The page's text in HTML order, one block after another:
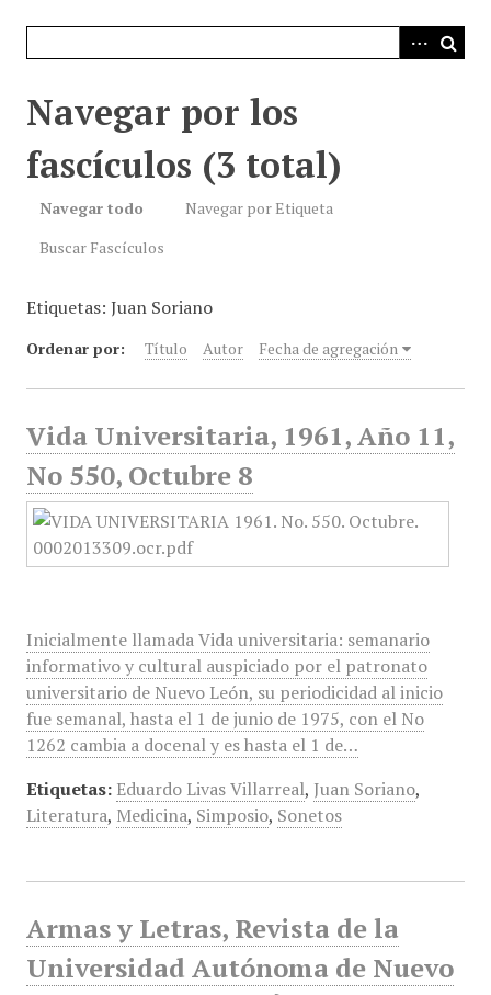
Navegar por los
fascículos (3 total)
Navegar todo
Navegar por Etiqueta
Buscar Fascículos
Etiquetas: Juan Soriano
Ordenar por: Título Autor Fecha de agregación
Vida Universitaria, 1961, Año 11,
No 550, Octubre 8
Inicialmente llamada Vida universitaria: semanario
informativo y cultural auspiciado por el patronato
universitario de Nuevo León, su periodicidad al inicio
fue semanal, hasta el 1 de junio de 1975, con el No
1262 cambia a docenal y es hasta el 1 de…
Etiquetas: Eduardo Livas Villarreal, Juan Soriano,
Literatura, Medicina, Simposio, Sonetos
Armas y Letras, Revista de la
Universidad Autónoma de Nuevo